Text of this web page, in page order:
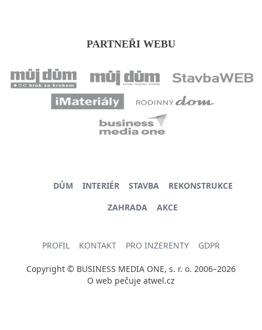
PARTNEŘI WEBU
DŮM INTERIÉR STAVBA
REKONSTRUKCE
ZAHRADA
AKCE
PROFIL KONTAKT PRO INZERENTY GDPR
Copyright © BUSINESS MEDIA ONE, s. r. o. 2006–2026